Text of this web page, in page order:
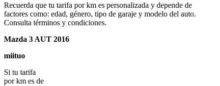
Recuerda que tu tarifa por km es personalizada y depende de
factores como: edad, género, tipo de garaje y modelo del auto.
Consulta términos y condiciones.
Mazda 3 AUT 2016
miituo
Si tu tarifa
por km es de